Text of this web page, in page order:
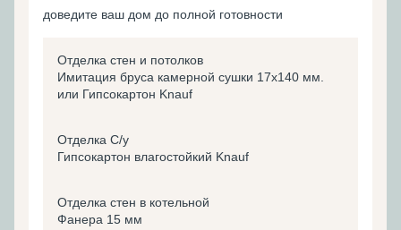
доведите ваш дом до полной готовности
Отделка стен и потолков
Имитация бруса камерной сушки 17х140 мм.
или Гипсокартон Knauf
Отделка С/у
Гипсокартон влагостойкий Knauf
Отделка стен в котельной
Фанера 15 мм